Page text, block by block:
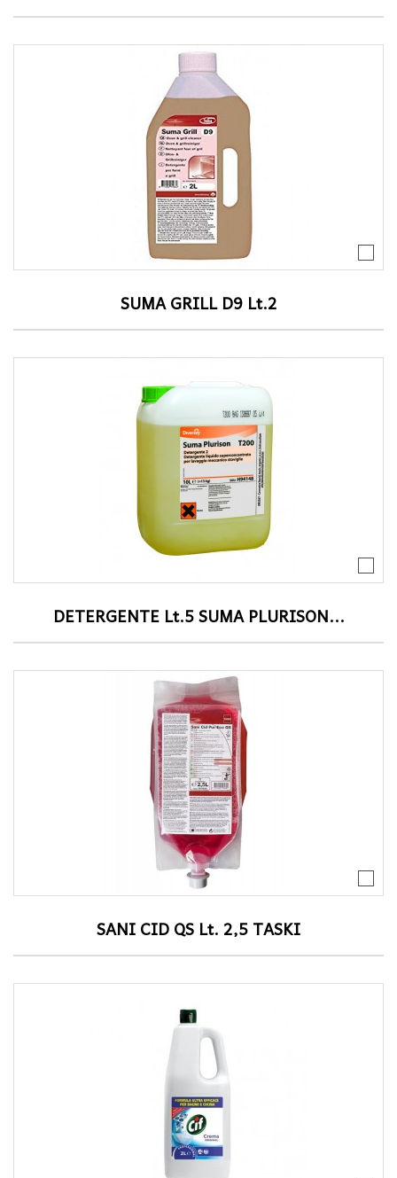
SUMA GRILL D9 Lt.2
DETERGENTE Lt.5 SUMA PLURISON...
SANI CID QS Lt. 2,5 TASKI